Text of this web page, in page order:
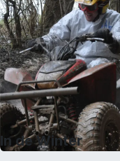
In de Winter